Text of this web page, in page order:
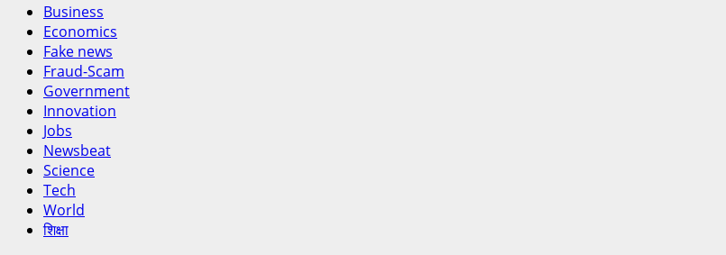
Business
Economics
Fake news
Fraud-Scam
Government
Innovation
Jobs
Newsbeat
Science
Tech
World
शिक्षा